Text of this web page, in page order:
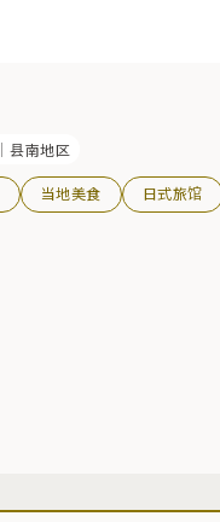
县南地区
当地美食 日式旅馆